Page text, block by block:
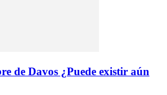
de Davos ¿Puede existir aún